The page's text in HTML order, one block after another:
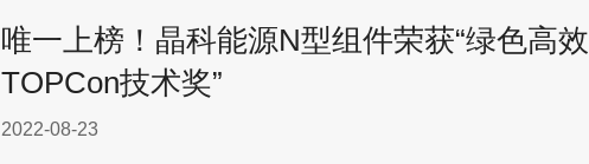
唯一上榜！晶科能源N型组件荣获“绿色高效
TOPCon技术奖”
2022-08-23